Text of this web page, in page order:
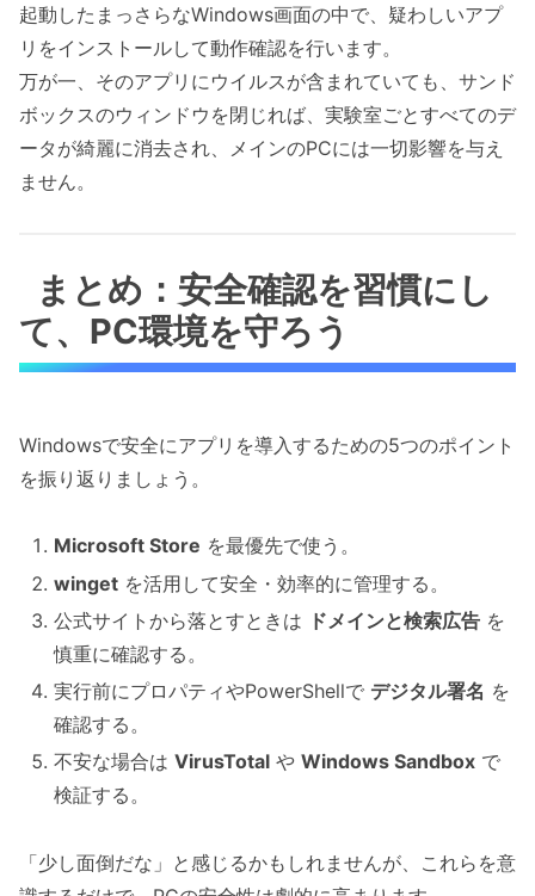
起動したまっさらなWindows画面の中で、疑わしいアプ
リをインストールして動作確認を行います。
万が一、そのアプリにウイルスが含まれていても、サンド
ボックスのウィンドウを閉じれば、実験室ごとすべてのデ
ータが綺麗に消去され、メインのPCには一切影響を与え
ません。
まとめ：安全確認を習慣にし
て、PC環境を守ろう
Windowsで安全にアプリを導入するための5つのポイント
を振り返りましょう。
Microsoft Store を最優先で使う。
winget を活用して安全・効率的に管理する。
公式サイトから落とすときは ドメインと検索広告 を
慎重に確認する。
実行前にプロパティやPowerShellで デジタル署名 を
確認する。
不安な場合はVirusTotal やWindows Sandbox で
検証する。
「少し面倒だな」と感じるかもしれませんが、これらを意